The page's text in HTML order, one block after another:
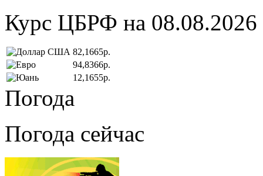
Курс ЦБРФ на 08.08.2026
82,1665р.
94,8366р.
12,1655р.
Погода
Погода сейчас